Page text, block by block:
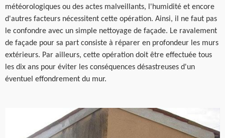
météorologiques ou des actes malveillants, l'humidité et encore
d'autres facteurs nécessitent cette opération. Ainsi, il ne faut pas
le confondre avec un simple nettoyage de façade. Le ravalement
de façade pour sa part consiste à réparer en profondeur les murs
extérieurs. Par ailleurs, cette opération doit être effectuée tous
les dix ans pour éviter les conséquences désastreuses d'un
éventuel effondrement du mur.